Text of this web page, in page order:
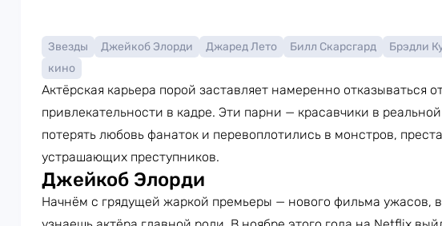
Звезды Джейкоб Элорди Джаред Лето Билл Скарсгард Брэдли
кино
Актёрская карьера порой заставляет намеренно отказываться
привлекательности в кадре. Эти парни — красавчики в
потерять любовь фанаток и перевоплотились в монстров,
устрашающих преступников.
Джейкоб Элорди
Начнём с грядущей жаркой премьеры — нового фильма ужасов,